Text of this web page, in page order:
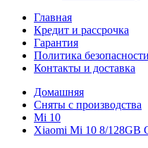
Главная
Кредит и рассрочка
Гарантия
Политика безопасности
Контакты и доставка
Домашняя
Сняты с производства
Mi 10
Xiaomi Mi 10 8/128GB